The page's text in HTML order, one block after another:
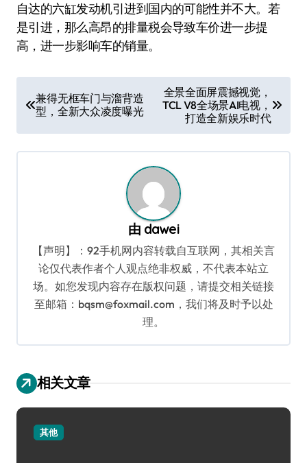
自达的六缸发动机引进到国内的可能性并不大。若
是引进，那么高昂的排量税会导致车价进一步提
高，进一步影响车的销量。
章
导
航
兼得无框车门与溜背造
型，全新大众凌度曝光
全景全面屏震撼视觉，
TCL V8全场景AI电视，
打造全新娱乐时代
由 dawei
【声明】：92手机网内容转载自互联网，其相关言
论仅代表作者个人观点绝非权威，不代表本站立
场。如您发现内容存在版权问题，请提交相关链接
至邮箱：bqsm@foxmail.com，我们将及时予以处
理。
相关文章
其他